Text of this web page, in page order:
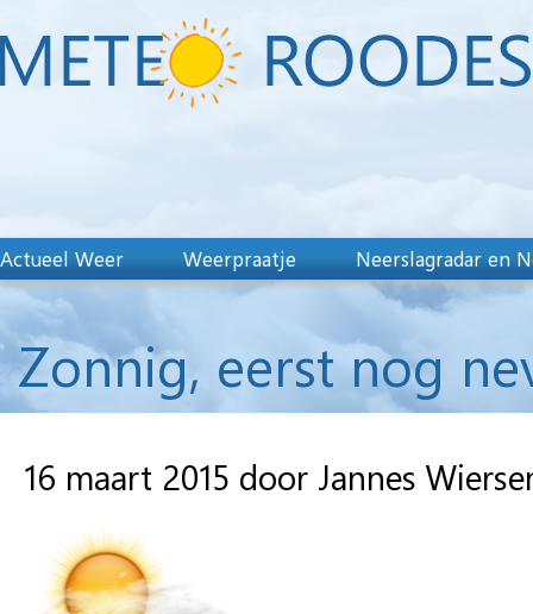
Actueel Weer Weerpraatje Neerslagradar en
Zonnig, eerst nog
16 maart 2015 door Jannes